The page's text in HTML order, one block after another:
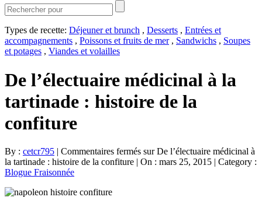
Types de recette: Déjeuner et brunch , Desserts , Entrées et
accompagnements , Poissons et fruits de mer, Sandwichs , Soupes
et potages , Viandes et volailles
De l’électuaire médicinal à la
tartinade : histoire de la
confiture
By : cetcr795 | Commentaires fermés sur De l’électuaire médicinal à
la tartinade : histoire de la confiture | On : mars 25, 2015 | Category :
Blogue Fraisonnée